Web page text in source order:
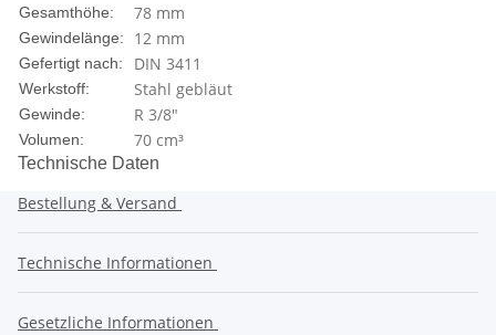
Technische Daten
Gesamthöhe: 78 mm
Gewindelänge: 12 mm
Gefertigt nach: DIN 3411
Werkstoff: Stahl gebläut
Gewinde: R 3/8"
Volumen: 70 cm³
Bestellung & Versand
Technische Informationen
Gesetzliche Informationen